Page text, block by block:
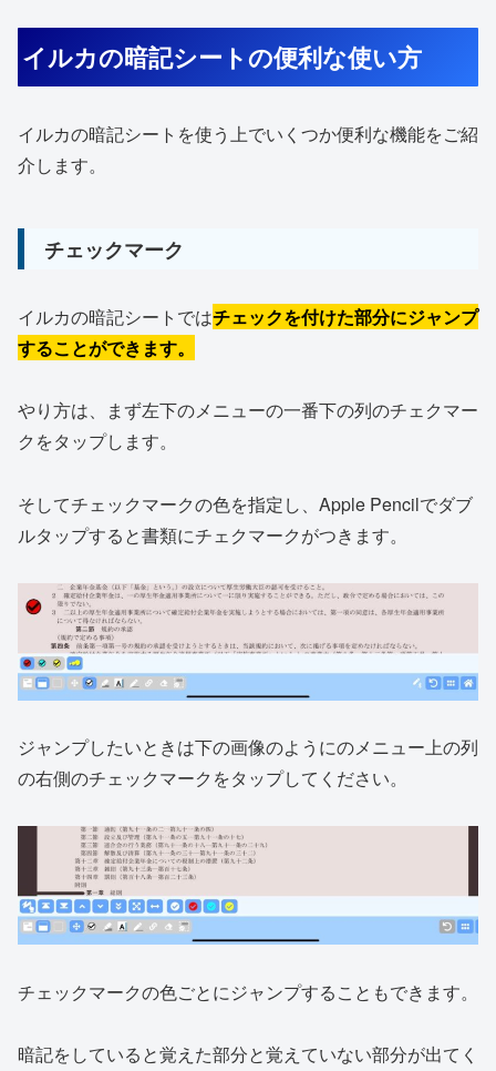
イルカの暗記シートの便利な使い方
イルカの暗記シートを使う上でいくつか便利な機能をご紹
介します。
チェックマーク
イルカの暗記シートではチェックを付けた部分にジャンプ
することができます。
やり方は、まず左下のメニューの一番下の列のチェクマー
クをタップします。
そしてチェックマークの色を指定し、Apple Pencilでダブ
ルタップすると書類にチェクマークがつきます。
ジャンプしたいときは下の画像のようにのメニュー上の列
の右側のチェックマークをタップしてください。
チェックマークの色ごとにジャンプすることもできます。
暗記をしていると覚えた部分と覚えていない部分が出てく